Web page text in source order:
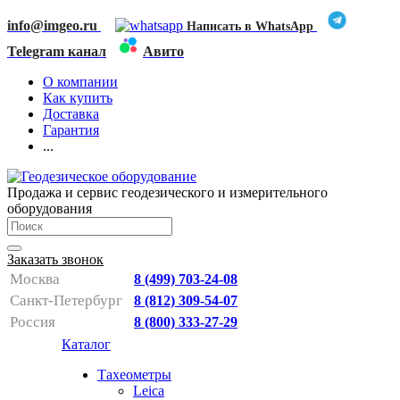
info@imgeo.ru Написать в WhatsApp
Telegram канал
Авито
О компании
Как купить
Доставка
Гарантия
...
Продажа и сервис геодезического и измерительного
оборудования
Заказать звонок
Москва 8 (499) 703-24-08
Санкт-Петербург 8 (812) 309-54-07
Россия 8 (800) 333-27-29
Каталог
Тахеометры
Leica